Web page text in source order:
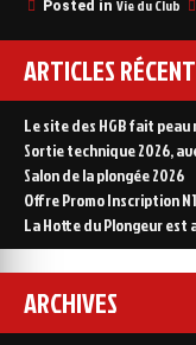
Posted in Vie du Club
ARTICLES
Le site des HGB fait peau
Sortie technique 2026,
Salon de la plongée 2026
Offre Promo Inscription
La Hotte du Plongeur est
ARCHIVES